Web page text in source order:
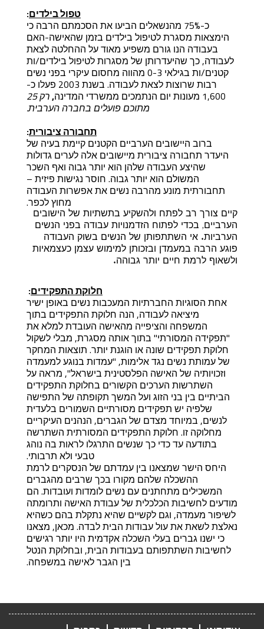
טפול בילדים:
כ-75% מהנשאלים הביעו את הסכמתם הרבה כי
הימצאות מסגרת לטיפול בילדים בזמן שהאישה-האם
בעבודה הנו גורם משפיע מאוד על ההחלטה לצאת
לעבודה, כך שהיעדרותן של מסגרות לטיפול בילדים/ות
קטנים/ות בגילאי 0-3 מהווה מחסום עיקרי בפני נשים
רבות שרוצות לצאת לעבודה. בשנת 2003 פעלו כ-
1,600 מעונות יום הנתמכים ממשרדי המדינה , רק 25
מתוכם פועלים בחברה הערבית.
תחבורה ציבורית:
ברוב היישובים הערביים הקטנים קיימת בעיה של
היעדר תחבורה ציבורית מיישובים אלה לערים גדולות
שהיצע העבודה שלהן הוא יותר גבוה ואף השכר
המשולם הוא יותר גבוה. חוסר נגישות פיזית –
תחבורתית מונע מהרבה נשים את אפשרות העבודה
מחוץ לכפר.
קיים צורך רב לפתח ולהשקיע בתשתיות של הישובים
הערביים, בכדי לפתוח הזדמנויות עבודה בפני הנשים
הערביות. אי השתתפותן של הנשים בשוק העבודה
פוגע הרבה במעמדן ובזכותן למימוש עצמן כעצמאיות
ולשאוף לרמת חיים יותר גבוהה.
חלוקת התפקידים:
אחת הסוגיות החברתיות המעכבות נשים באופן ישיר
מיציאה לעבודה, הנה חלוקת התפקידים בתוך
המשפחה והציפייה מהאישה העובדת למלא את
"תפקידה המסורתי" בתוך אותה מסגרת, מבלי לשקול
חלוקת תפקידים שונה או הוגנת יותר. תוצאות המחקר
של עמותת נשים נגד אלימות, "עמדות בנוגע למעמדה
וזכויותיה של האישה הפלסטינית בישראל", מראה על
השתרשות הערכים הקשורים בחלוקת התפקידים
הביתיים בין בני הזוג ועל המשך תקופתה של התפישה
שלפיה יש תפקידים מסורתיים השמורים בלעדית
לנשים, במיוחד מצדם של הגברים, הנהנים העיקריים
מחלוקה זו. חלוקת התפקידים המסורתית השתרשה
בתודעה עד כדי כך שנשים התרגלו לראות בה נוהג
טבעי ולא תרבותי.
היחס הישר שמצאנו בין עמדתם של הנסקרים לרמת
ההשכלה שלהם מקורו בכך שרבים מהגברים
המשכילים מתחתנים עם נשים לומדות ועובדות. הם
מודעים לחשיבות הכלכלית של עבודת האישה ותרומתה
לשיפור מעמדה, וגם לקשיים שהיא נתקלת בהם כשהיא
נאלצת לשאת את עול עבודות הבית לבדה. מכאן, מצאנו
כי ישנו גברים בעלי השכלה אקדמית היו יותר רגישים
לחשיבות השתתפותם בעבודות הבית, ובחלוקת הנטל
בין הגבר לאישה במשפחה.